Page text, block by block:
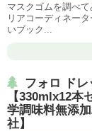
マスクゴムを調べ
リアコーディネー
いブック...
フォロ ド
【330mlx12
学調味料無添
社】